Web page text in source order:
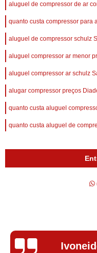
aluguel de compressor de ar
quanto custa compressor para
aluguel de compressor schulz
aluguel compressor ar menor
aluguel compressor ar schulz
alugar compressor preços
quanto custa aluguel
quanto custa aluguel de